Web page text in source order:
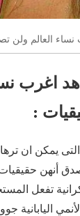
العالم ولن
اغرب
:
التى يمكن ان
أنهن حقيقيات
تفعل
اليابانية